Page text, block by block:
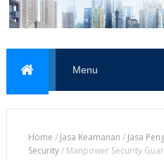
Home / Jasa Keamanan / Jasa
Security/ Manpower Security